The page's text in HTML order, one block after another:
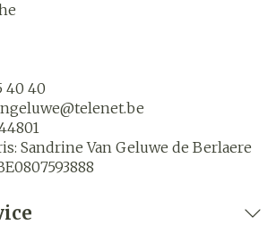
40 40
telenet.be
Sandrine Van Geluwe de Berlaere